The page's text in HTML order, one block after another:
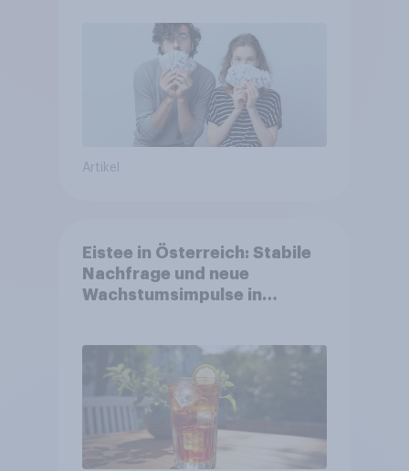
Artikel
Eistee in Österreich: Stabile
Nachfrage und neue
Wachstumsimpulse in